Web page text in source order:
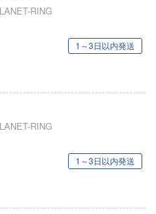
RING
1～3日以内発送
RING
1～3日以内発送
実力者になりたくて!
、お借りします
や様は告らせたい？～天才たちの恋
庭教師ヒットマンREBORN!